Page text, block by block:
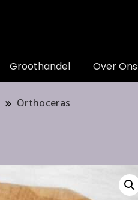
Groothandel Over Ons
Orthoceras